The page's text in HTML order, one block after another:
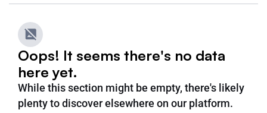
Oops! It seems there's no data
here yet.
While this section might be empty, there's likely
plenty to discover elsewhere on our platform.